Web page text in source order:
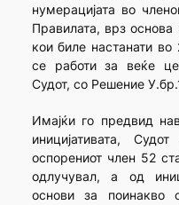
нумерацијата во
Правилата, врз
кои биле настанати
се работи за веќе
Судот, со Решение
Имајќи го предвид
иницијативата,
оспорениот член 52
одлучувал, а од
основи за поинакво